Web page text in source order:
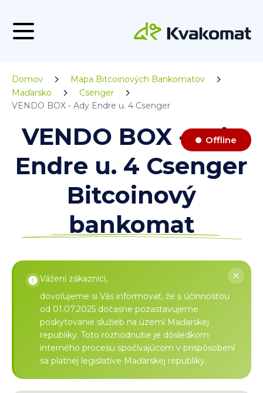
Domov
Mapa Bitcoinových Bankomatov
Maďarsko
Csenger
VENDO BOX - Ady Endre u. 4 Csenger
VENDO BOX - Ady
Endre u. 4 Csenger
Bitcoinový
bankomat
Offline
Vážení zákazníci,
dovoľujeme si Vás informovať, že s účinnosťou
od 01.07.2025 dočasne pozastavujeme
poskytovanie služieb na území Maďarskej
republiky. Toto rozhodnutie je dôsledkom
interného procesu spočívajúcom v prispôsobení
sa platnej legislatíve Maďarskej republiky.